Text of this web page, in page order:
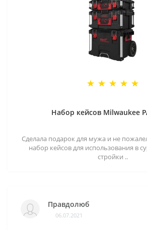
Набор кейсов Milwaukee
Сделала подарок для мужа и не
набор кейсов для использования в
стройки ..
Правдолюб
06.07.2021